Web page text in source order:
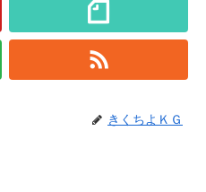
きくちよＫＧ